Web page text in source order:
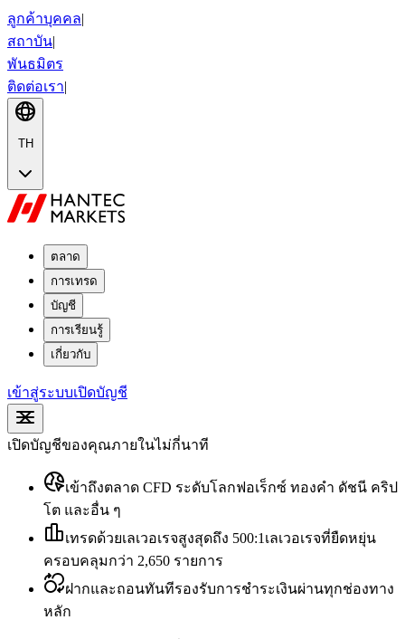
ลูกค้าบุคคล|
สถาบัน|
พันธมิตร
ติดต่อเรา|
TH
ตลาด
การเทรด
บัญชี
การเรียนรู้
เกี่ยวกับ
เข้าสู่ระบบเปิดบัญชี
เปิดบัญชีของคุณภายในไม่กี่นาที
เข้าถึงตลาด CFD ระดับโลกฟอเร็กซ์ ทองคำ ดัชนี คริป
โต และอื่น ๆ
เทรดด้วยเลเวอเรจสูงสุดถึง 500:1 เลเวอเรจที่ยืดหยุ่น
ครอบคลุมกว่า 2,650 รายการ
ฝากและถอนทันทีรองรับการชำระเงินผ่านทุกช่องทาง
หลัก